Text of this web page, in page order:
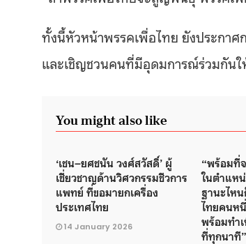
ทั้งนี้หัวหน้าพรรคเพื่อไทย ยังประกาศ
และเชิญชวนคนที่มีอุดมการณ์ร่วมกันใ
You might also like
‘เชน–ยศชนัน วงศ์สวัสดิ์’ ผู้
เชี่ยวชาญด้านวิศวกรรมชีวการ
แพทย์ ที่ขอมายกเครื่อง
ประเทศไทย
14 January 2026
“พร้อมที่
ในตำแห
ฐานะไห
ไทยคนห
พร้อมทำ
ที่ทุกนาที”